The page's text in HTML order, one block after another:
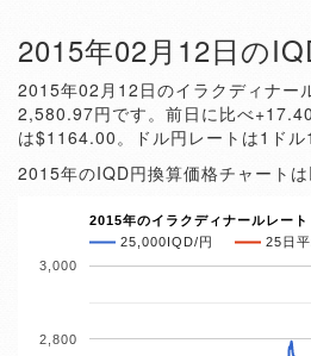
2015年02月12日の
2015年02月12日のイラクディナー
2,580.97円です。前日に比べ
は$1164.00。ドル円レートは1ドル
2015年のIQD円換算価格チャートは
2015年のイラクディナールレート
25,000IQD/円
25日
2,800
3,000